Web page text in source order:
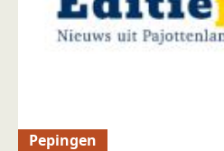
Pepingen